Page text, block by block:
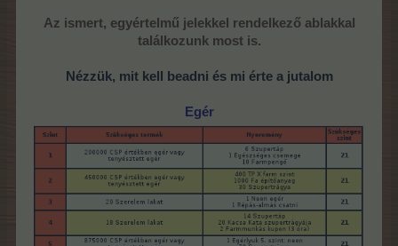
Az ismert, egyértelmű jelekkel rendelkező ablakkal
találkozunk most is.
Nézzük, mit kell beadni és mi érte a jutalom
Egér